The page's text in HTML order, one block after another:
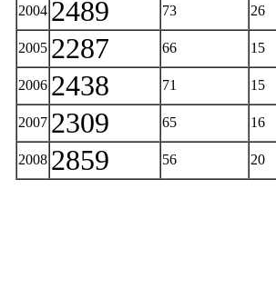
2004 2489 73 26
2005 2287 66 15
2006 2438 71 15
2007 2309 65 16
2008 2859 56 20